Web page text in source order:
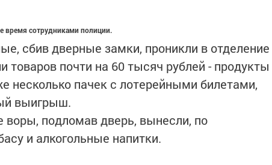
время сотрудниками полиции.
сбив дверные замки, проникли в отделение
товаров почти на 60 тысяч рублей - продукты
несколько пачек с лотерейными билетами,
выигрыш.
воры, подломав дверь, вынесли, по
и алкогольные напитки.